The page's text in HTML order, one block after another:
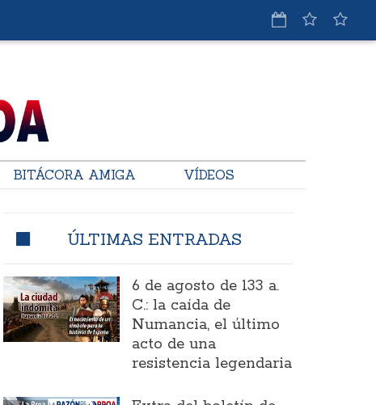
BITÁCORA AMIGA VÍDEOS
ÚLTIMAS ENTRADAS
6 de agosto de 133 a.
C.: la caída de
Numancia, el último
acto de una
resistencia legendaria